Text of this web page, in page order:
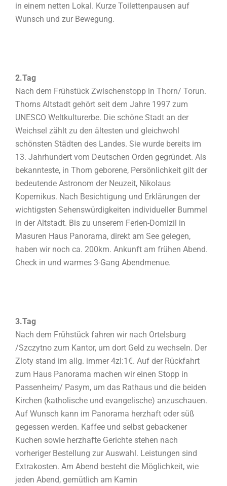
in einem netten Lokal. Kurze Toilettenpausen auf
Wunsch und zur Bewegung.
2.Tag
Nach dem Frühstück Zwischenstopp in Thorn/ Torun.
Thorns Altstadt gehört seit dem Jahre 1997 zum
UNESCO Weltkulturerbe. Die schöne Stadt an der
Weichsel zählt zu den ältesten und gleichwohl
schönsten Städten des Landes. Sie wurde bereits im
13. Jahrhundert vom Deutschen Orden gegründet. Als
bekannteste, in Thorn geborene, Persönlichkeit gilt der
bedeutende Astronom der Neuzeit, Nikolaus
Kopernikus. Nach Besichtigung und Erklärungen der
wichtigsten Sehenswürdigkeiten individueller Bummel
in der Altstadt. Bis zu unserem Ferien-Domizil in
Masuren Haus Panorama, direkt am See gelegen,
haben wir noch ca. 200km. Ankunft am frühen Abend.
Check in und warmes 3-Gang Abendmenue.
3.Tag
Nach dem Frühstück fahren wir nach Ortelsburg
/Szczytno zum Kantor, um dort Geld zu wechseln. Der
Zloty stand im allg. immer 4zl:1€. Auf der Rückfahrt
zum Haus Panorama machen wir einen Stopp in
Passenheim/ Pasym, um das Rathaus und die beiden
Kirchen (katholische und evangelische) anzuschauen.
Auf Wunsch kann im Panorama herzhaft oder süß
gegessen werden. Kaffee und selbst gebackener
Kuchen sowie herzhafte Gerichte stehen nach
vorheriger Bestellung zur Auswahl. Leistungen sind
Extrakosten. Am Abend besteht die Möglichkeit, wie
jeden Abend, gemütlich am Kamin